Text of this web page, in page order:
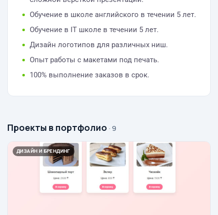
Обучение в школе английского в течении 5 лет.
Обучение в IT школе в течении 5 лет.
Дизайн логотипов для различных ниш.
Опыт работы с макетами под печать.
100% выполнение заказов в срок.
Проекты в портфолио · 9
ДИЗАЙН И БРЕНДИНГ